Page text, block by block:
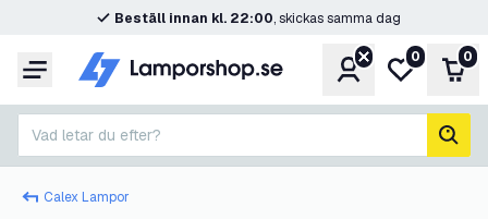
Beställ innan kl. 22:00, skickas samma dag
Meny KontoMin0 0
Vad letar du efter?
sök
Calex Lampor